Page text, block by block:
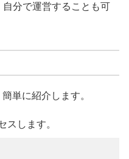
分で運営することも可
単に紹介します。
スします。